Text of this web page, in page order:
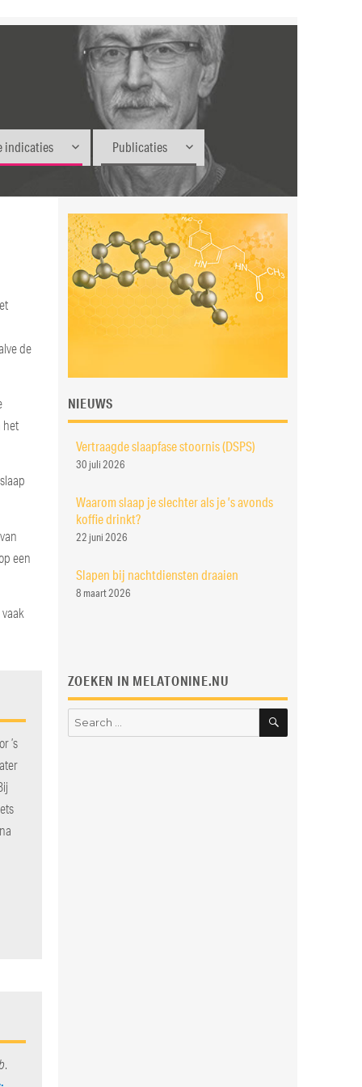
indicaties Publicaties
de
het
een
’s
.
NIEUWS
Vertraagde slaapfase stoornis (DSPS)
30 juli 2026
Waarom slaap je slechter als je ’s avonds
koffie drinkt?
22 juni 2026
Slapen bij nachtdiensten draaien
8 maart 2026
ZOEKEN IN MELATONINE.NU
Search
for:
SEARCH